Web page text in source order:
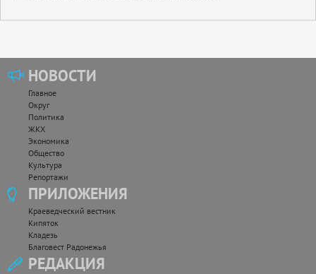
НОВОСТИ
Главное
Округ
Политика
ЖКХ
Экономика
Общество
Культура
Репортажи
ПРИЛОЖЕНИЯ
Краеведческий вестник
Кипяток
Кладезь
Благовест Радонежья
РЕДАКЦИЯ